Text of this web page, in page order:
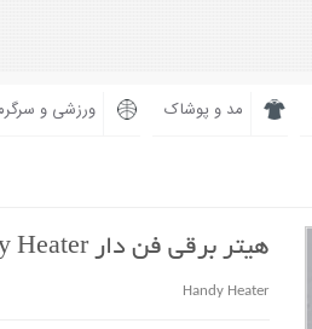
مد و پوشاک ورزشی و
هیتر برقی فن دار Handy Heater
Handy Heater